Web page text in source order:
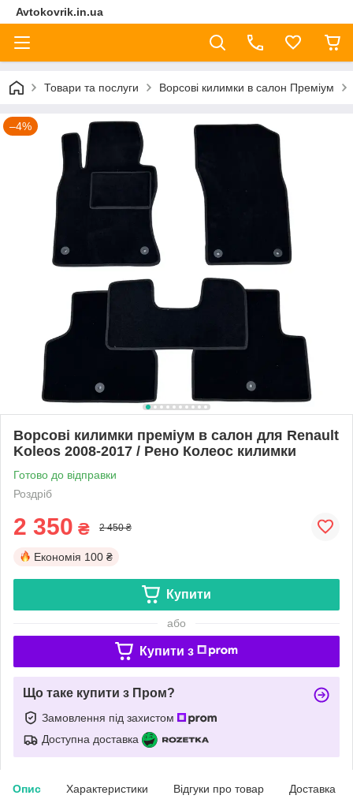
Avtokovrik.in.ua
Товари та послуги Ворсові килимки в салон Преміум
–4%
Ворсові килимки преміум в салон для Renault
Koleos 2008-2017 / Рено Колеос килимки
Готово до відправки
Роздріб
2 350 ₴ 2 450 ₴
Економія 100 ₴
Купити
або
Купити з
Що таке купити з Пром?
Замовлення під захистом
Доступна доставка
Опис Характеристики Відгуки про товар Доставка